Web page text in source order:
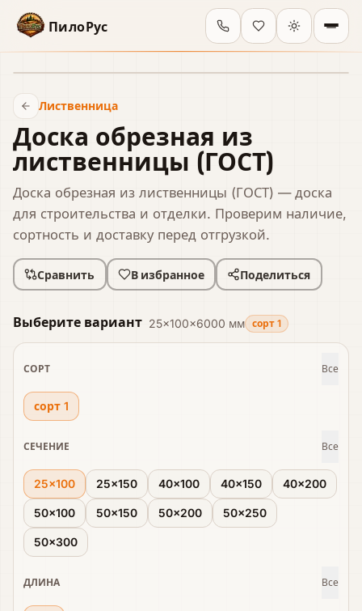
ПилоРус
Лиственница
Доска обрезная из
лиственницы (ГОСТ)
Доска обрезная из лиственницы (ГОСТ) — доска
для строительства и отделки. Проверим наличие,
сортность и доставку перед отгрузкой.
Сравнить В избранное Поделиться
Выберите вариант 25×100×6000 мм сорт 1
СОРТ Все
сорт 1
СЕЧЕНИЕ Все
25×100 25×150 40×100 40×150 40×200
50×100 50×150 50×200 50×250
50×300
ДЛИНА Все